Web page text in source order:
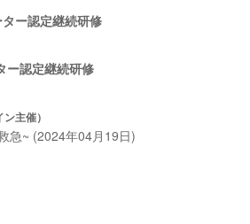
ー認定継続研修
ー認定継続研修
主催）
急~ (2024年04月19日)